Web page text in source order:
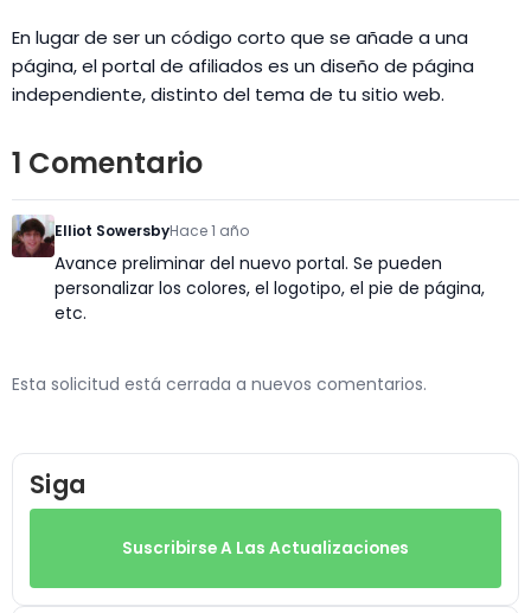
En lugar de ser un código corto que se añade a una
página, el portal de afiliados es un diseño de página
independiente, distinto del tema de tu sitio web.
1 Comentario
Elliot SowersbyHace 1 año
Avance preliminar del nuevo portal. Se pueden
personalizar los colores, el logotipo, el pie de página,
etc.
Esta solicitud está cerrada a nuevos comentarios.
Siga
Suscribirse A Las Actualizaciones